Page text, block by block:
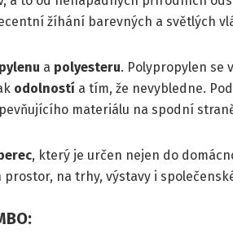
žíhání barevných a světlých
a polyesteru. Polypropylen se
odolností a tím, že nevybledne.
materiálu na spodní
, který je určen nejen do
na trhy, výstavy i